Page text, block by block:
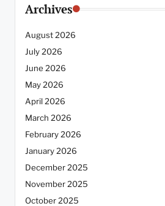
Archives
August 2026
July 2026
June 2026
May 2026
April 2026
March 2026
February 2026
January 2026
December 2025
November 2025
October 2025